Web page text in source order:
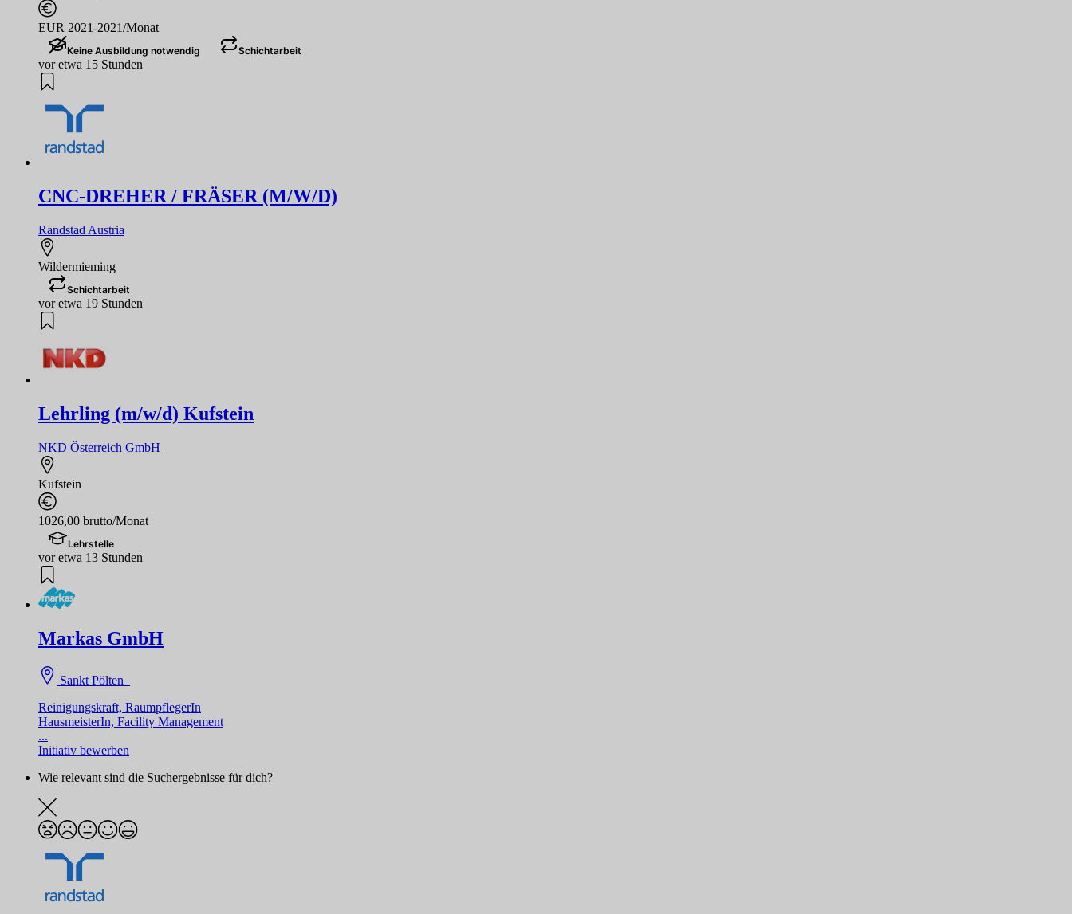
EUR 2021-2021/Monat
Keine Ausbildung notwendig Schichtarbeit
vor etwa 15 Stunden
CNC-DREHER / FRÄSER (M/W/D)
Randstad Austria
Wildermieming
Schichtarbeit
vor etwa 19 Stunden
Lehrling (m/w/d) Kufstein
NKD Österreich GmbH
Kufstein
1026,00 brutto/Monat
Lehrstelle
vor etwa 13 Stunden
Markas GmbH
Sankt Pölten
Reinigungskraft, RaumpflegerIn
HausmeisterIn, Facility Management
...
Initiativ bewerben
Wie relevant sind die Suchergebnisse für dich?